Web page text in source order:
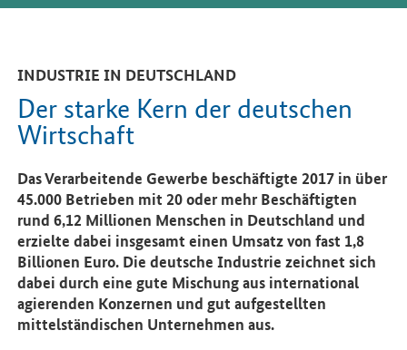
INDUSTRIE IN DEUTSCHLAND
Der starke Kern der deutschen
Wirtschaft
Das Verarbeitende Gewerbe beschäftigte 2017 in über
45.000 Betrieben mit 20 oder mehr Beschäftigten
rund 6,12 Millionen Menschen in Deutschland und
erzielte dabei insgesamt einen Umsatz von fast 1,8
Billionen Euro. Die deutsche Industrie zeichnet sich
dabei durch eine gute Mischung aus international
agierenden Konzernen und gut aufgestellten
mittelständischen Unternehmen aus.